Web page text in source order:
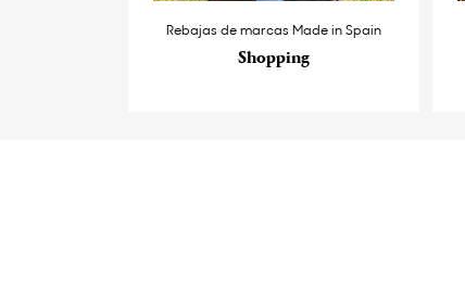
Rebajas de marcas Made in Spain
Shopping